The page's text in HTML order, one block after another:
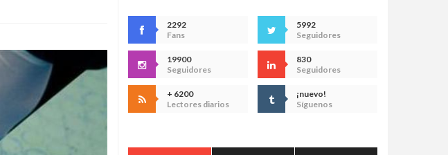
2292
Fans
5992
Seguidores
19900
Seguidores
830
Seguidores
+ 6200
Lectores diarios
¡nuevo!
Síguenos